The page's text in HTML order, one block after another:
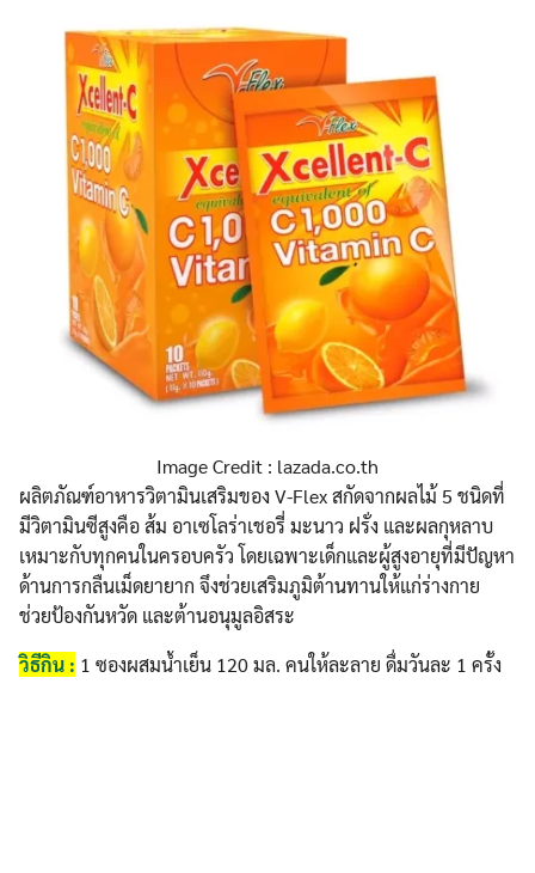
Image Credit : lazada.co.th
ผลิตภัณฑ์อาหารวิตามินเสริมของ V-Flex สกัดจากผลไม้ 5 ชนิดที่
มีวิตามินซีสูงคือ ส้ม อาเซโลร่าเชอรี่ มะนาว ฝรั่ง และผลกุหลาบ
เหมาะกับทุกคนในครอบครัว โดยเฉพาะเด็กและผู้สูงอายุที่มีปัญหา
ด้านการกลืนเม็ดยายาก จึงช่วยเสริมภูมิต้านทานให้แก่ร่างกาย
ช่วยป้องกันหวัด และต้านอนุมูลอิสระ
วิธีกิน : 1 ซองผสมน้ำเย็น 120 มล. คนให้ละลาย ดื่มวันละ 1 ครั้ง